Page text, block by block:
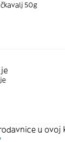
50g
u ovoj